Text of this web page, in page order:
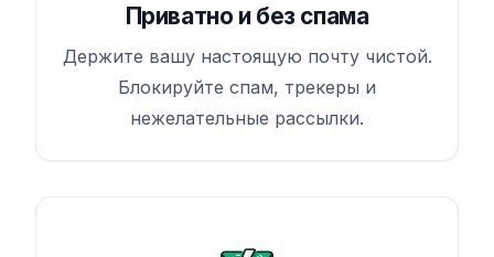
Приватно и без спама
Держите вашу настоящую почту чистой.
Блокируйте спам, трекеры и
нежелательные рассылки.